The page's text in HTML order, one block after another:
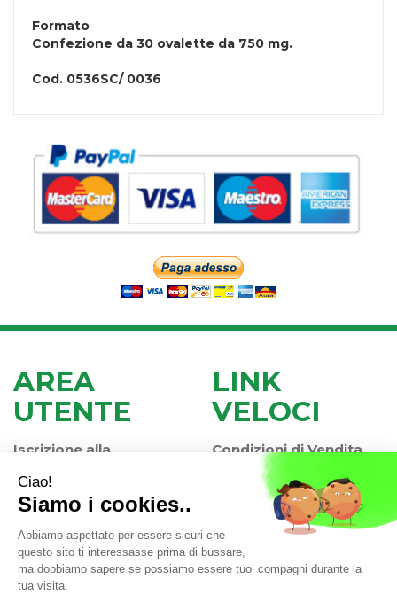
Formato
Confezione da 30 ovalette da 750 mg.
Cod. 0536SC/ 0036
AREA
UTENTE
Iscrizione alla
Newsletter
Contatti
Informativa Privacy
LINK
VELOCI
Condizioni di Vendita
Modalità di Pagamento
Modalità di Spedizione
e Ritiro